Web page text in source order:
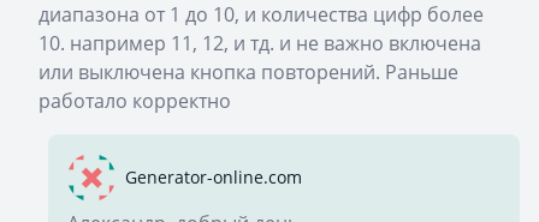
диапазона от 1 до 10, и количества цифр более
10. например 11, 12, и тд. и не важно включена
или выключена кнопка повторений. Раньше
работало корректно
Generator-online.com